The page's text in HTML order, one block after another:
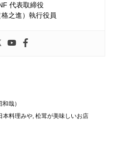
代表取締役
之進）執行役員
哉）
本料理みや 松茸が美味しいお店